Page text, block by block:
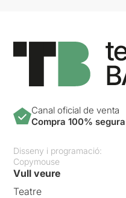
Canal oficial de venta
Compra 100% segura
Disseny i programació:
Copymouse
Vull veure
Teatre